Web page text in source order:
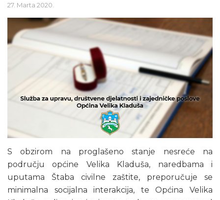
27. Marta 2020.
S obzirom na proglašeno stanje nesreće na
području općine Velika Kladuša, naredbama i
uputama Štaba civilne zaštite, preporučuje se
minimalna socijalna interakcija, te Općina Velika